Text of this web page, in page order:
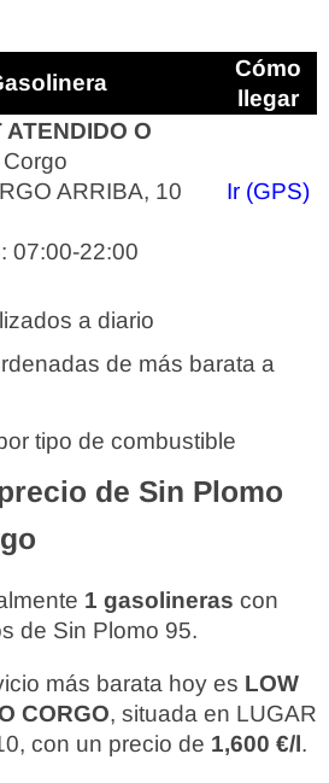
Cómo
llegar
ATENDIDO O
ARRIBA, 10
07:00-22:00
Ir (GPS)
a diario
de más barata a
tipo de combustible
de Sin Plomo
1 gasolineras con
de Sin Plomo 95.
más barata hoy es LOW
CORGO, situada en LUGAR
con un precio de 1,600 €/l.